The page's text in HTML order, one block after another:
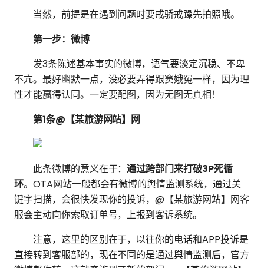
当然，前提是在遇到问题时要戒骄戒躁先拍照哦。
第一步：微博
发3条陈述基本事实的微博，语气要淡定沉稳、不卑
不亢。最好幽默一点，没必要弄得跟窦娥冤一样，因为理
性才能赢得认同。一定要配图，因为无图无真相！
第1条@【某旅游网站】网
此条微博的意义在于：通过跨部门来打破3P死循
环。OTA网站一般都会有微博的舆情监测系统，通过关
键字扫描，会很快发现你的投诉，@【某旅游网站】网客
服会主动向你索取订单号，上报到客诉系统。
注意，这里的区别在于，以往你的电话和APP投诉是
直接转到客服部的，现在不同的是通过舆情监测后，官方